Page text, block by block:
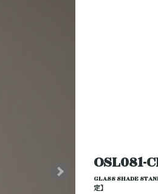
OSL081-
GLASS SHADE
定】